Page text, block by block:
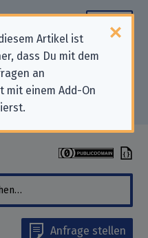
Artikel ist
dass Du mit dem
an
mit einem Add-On
für
GmbH“
Anfrage stellen